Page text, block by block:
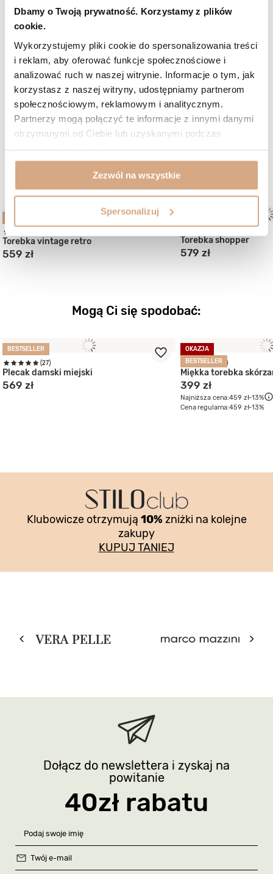
Dbamy o Twoją prywatność. Korzystamy z plików
cookie.
Wykorzystujemy pliki cookie do spersonalizowania treści
i reklam, aby oferować funkcje społecznościowe i
analizować ruch w naszej witrynie. Informacje o tym, jak
korzystasz z naszej witryny, udostępniamy partnerom
społecznościowym, reklamowym i analitycznym.
Partnerzy mogą połączyć te informacje z innymi danymi
otrzymanymi od Ciebie lub uzyskanymi podczas
Zezwól na wszystkie
Spersonalizuj
Opinia potwierdzona zakupem
Odcień: czarny 2026-06-27
wykonanie. Wygodna i funkcjonalna. Na pewno skuszę się na
jeszcze inne modele. Szczerze polecam.
Małgorzata, Kazimierza Wielka
Czy opinia była pomocna?
W podobnym kolorze:
Torebka vintage retro
559 zł
Torebka shopper
579 zł
Mogą Ci się spodobać:
BESTSELLER
(27)
Plecak damski miejski
569 zł
OKAZJA
BESTSELLER(19)
Miękka torebka
399 zł
Najniższa cena:459 zł-13%
Cena regularna:459 zł-13%
Klubowicze otrzymują 10% zniżki na kolejne
zakupy
KUPUJ TANIEJ
Dołącz do newslettera i zyskaj na
powitanie
40zł rabatu